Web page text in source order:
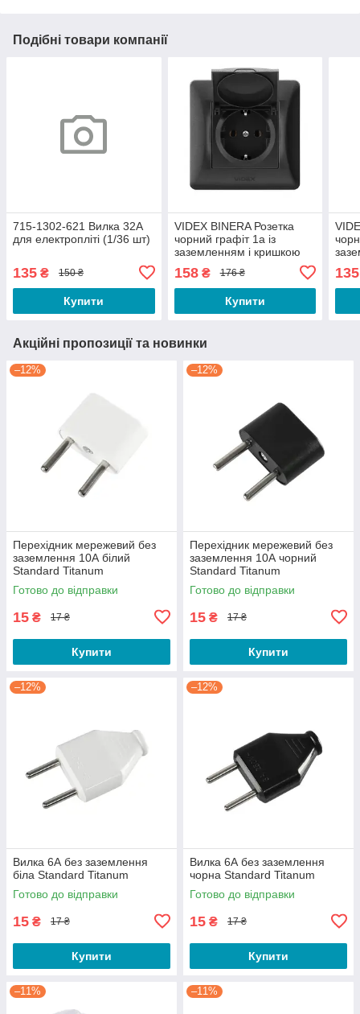
Подібні товари компанії
715-1302-621 Вилка 32А
для електропліті (1/36 шт)
135 ₴ 150 ₴
Купити
VIDEX BINERA Розетка
чорний графіт 1а із
заземленням і кришкою
(20/120)
158₴ 176 ₴
Купити
135
Акційні пропозиції та новинки
–12%
Перехідник мережевий без
заземлення 10А білий
Standard Titanum
Готово до відправки
15 ₴ 17 ₴
Купити
–12%
Перехідник мережевий без
заземлення 10А чорний
Standard Titanum
Готово до відправки
15 ₴ 17 ₴
Купити
–12%
Вилка 6А без заземлення
біла Standard Titanum
Готово до відправки
15 ₴ 17 ₴
Купити
–12%
Вилка 6А без заземлення
чорна Standard Titanum
Готово до відправки
15 ₴ 17 ₴
Купити
–11% –11%